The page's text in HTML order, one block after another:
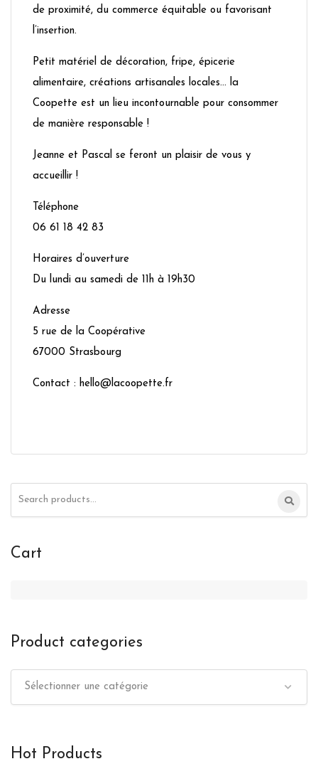
de proximité, du commerce équitable ou favorisant
l’insertion.
Petit matériel de décoration, fripe, épicerie
alimentaire, créations artisanales locales… la
Coopette est un lieu incontournable pour consommer
de manière responsable !
Jeanne et Pascal se feront un plaisir de vous y
accueillir !
Téléphone
06 61 18 42 83
Horaires d’ouverture
Du lundi au samedi de 11h à 19h30
Adresse
5 rue de la Coopérative
67000 Strasbourg
Contact : hello@lacoopette.fr
Cart
Product categories
Sélectionner une catégorie
Hot Products